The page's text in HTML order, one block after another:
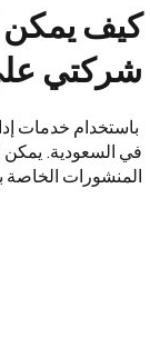
كيف يمكن
شركتي
باستخدام خدمات
في السعودية. يمكن
المنشورات الخاصة